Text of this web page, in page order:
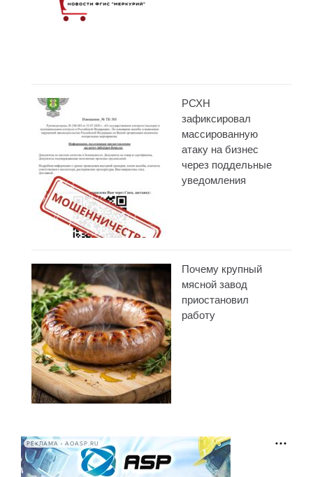
РСХН
зафиксировал
массированную
атаку на бизнес
через поддельные
уведомления
Почему крупный
мясной завод
приостановил
работу
РЕКЛАМА • AOASP.RU